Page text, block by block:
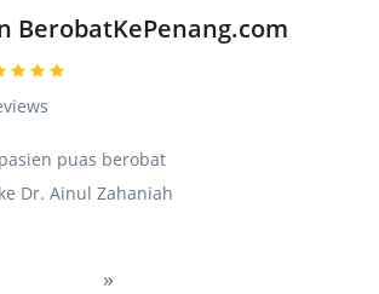
BerobatKePenang.com
pasien puas berobat
ke Dr. Ainul Zahaniah
»Next